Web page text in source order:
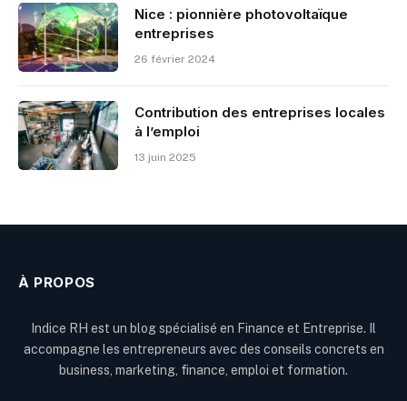
Nice : pionnière photovoltaïque
entreprises
26 février 2024
Contribution des entreprises locales
à l’emploi
13 juin 2025
À PROPOS
Indice RH est un blog spécialisé en Finance et Entreprise. Il
accompagne les entrepreneurs avec des conseils concrets en
business, marketing, finance, emploi et formation.